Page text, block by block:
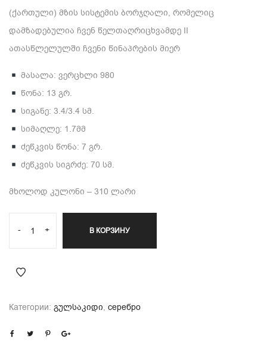
(ქართული) მზის სისტემის ბორჯღალი, რომელიც
დამზადებულია ჩვენ წელთაღრიცხვამდე II
ათასწლელულში ჩვენი წინაპრების მიერ
მასალა: ვერცხლი 980
წონა: 13 გრ.
სიგანე: 3.4/3.4 სმ.
სიმაღლე: 1.7მმ
ძეწკვის წონა: 7 გრ.
ძეწკვის სიგრძე: 70 სმ.
მხოლოდ კულონი – 310 ლარი
- + В КОРЗИНУ
Категории: გულსაკიდი, серебро